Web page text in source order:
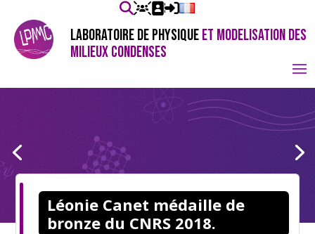
LABORATOIRE DE PHYSIQUEET MODELISATION DES
MILIEUX CONDENSES
Léonie Canet médaille de
bronze du CNRS 2018.